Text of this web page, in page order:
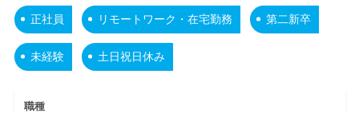
正社員 リモートワーク・在宅勤務 第二新卒
未経験 土日祝日休み
職種